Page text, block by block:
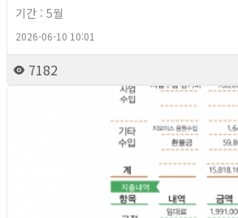
기간 : 5월
2026-06-10 10:01
7182